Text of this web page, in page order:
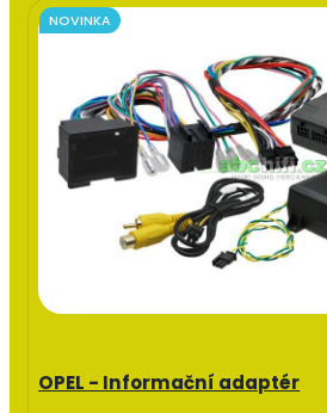
OPEL - Informační adaptér
NOVINKA